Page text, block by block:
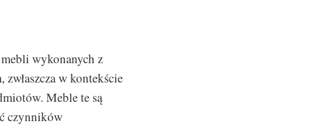
wykonanych z
w kontekście
Meble te są
czynników